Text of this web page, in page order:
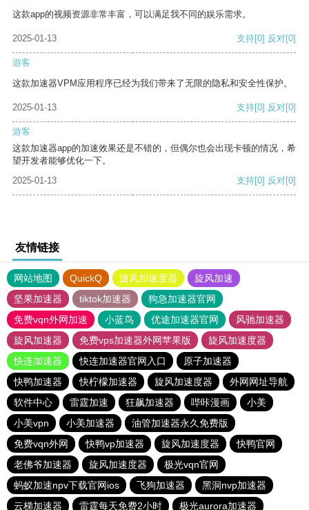
这款app的视频资源非常丰富，可以满足我不同的娱乐需求。
2025-01-13 支持[0] 反对[0]
游客
这款加速器VPM应用程序已经为我们带来了无限的隐私和安全性保护。
2025-01-13 支持[0] 反对[0]
游客
这款加速器app的加速效果还是不错的，但偶尔也会出现卡顿的情况，希
望开发者能够优化一下。
2025-01-13
支持[0] 反对[0]
友情链接
网站地图 QuickQ 旋风加速度器
旋风加速
坚果加速器
tiktok加速器
狗急加速器官网
免费vqn外网加速
小蓝鸟 优途加速器官网
风驰加速器
旋风加速器
免费vps加速器外网苹果版
旋风加速度器
快连加速器
快连加速器官网入口
原子加速器
快鸭加速器
快柠檬加速器 旋风加速度器
外网网址导航
软件中心
雷霆加速 狂飙加速器 哔咔漫画
小美
小美vpn
小美加速器
油管加速器永久免费版
免费vqn外网
快鸭vp加速器 旋风加速度器
快鸭官网
老佛爷加速器
旋风加速度器
极光vqn官网
蚂蚁加速npv下载官网ios
飞狗加速器
黑洞nvp加速器
云梯加速器
雷霆每天免费2小时 极光aurora加速器